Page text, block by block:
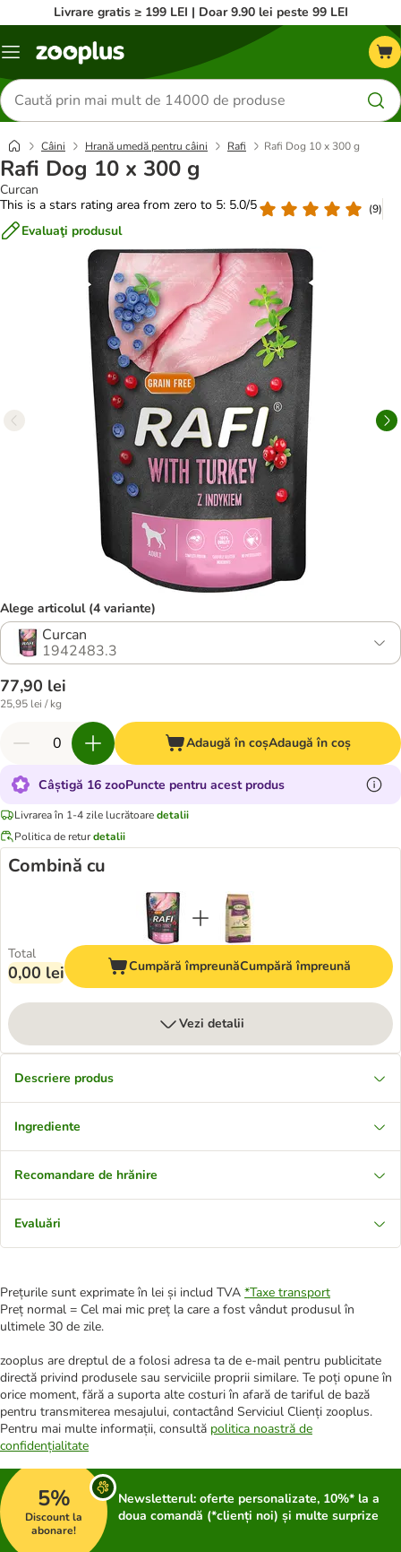
Livrare gratis ≥ 199 LEI | Doar 9.90 lei peste 99 LEI
Categorii
Căutare
produse
Câini Hrană umedă pentru câini Rafi Rafi Dog 10 x 300 g
Rafi Dog 10 x 300 g
Curcan
This is a stars rating area from zero to 5: 5.0/5
(9)
Evaluaţi produsul
Alege articolul (4 variante)
Curcan
1942483.3
77,90 lei
25,95 lei / kg
Adaugă în coșAdaugă în coș
Câștigă 16 zooPuncte pentru acest produs
Livrarea în 1-4 zile lucrătoaredetalii
Politica de returdetalii
Combină cu
Total
0,00 lei Cumpără împreunăCumpără împreună
Vezi detalii
Descriere produs
Ingrediente
Recomandare de hrănire
Evaluări
Prețurile sunt exprimate în lei și includ TVA *Taxe transport
Preț normal = Cel mai mic preț la care a fost vândut produsul în
ultimele 30 de zile.
zooplus are dreptul de a folosi adresa ta de e-mail pentru publicitate
directă privind produsele sau serviciile proprii similare. Te poți opune în
orice moment, fără a suporta alte costuri în afară de tariful de bază
pentru transmiterea mesajului, contactând Serviciul Clienți zooplus.
Pentru mai multe informații, consultă politica noastră de
confidențialitate
5%
Discount la
abonare!
Newsletterul: oferte personalizate, 10%* la a
doua comandă (*clienți noi) și multe surprize